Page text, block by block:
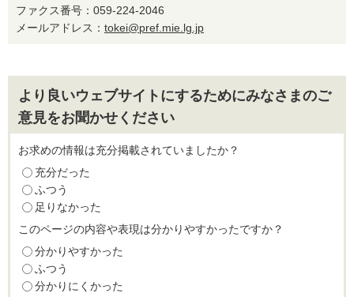
ファクス番号：059-224-2046
メールアドレス： tokei@pref.mie.lg.jp
より良いウェブサイトにするためにみなさまのご
意見をお聞かせください
お求めの情報は充分掲載されていましたか？
充分だった
ふつう
足りなかった
このページの内容や表現は分かりやすかったですか？
分かりやすかった
ふつう
分かりにくかった